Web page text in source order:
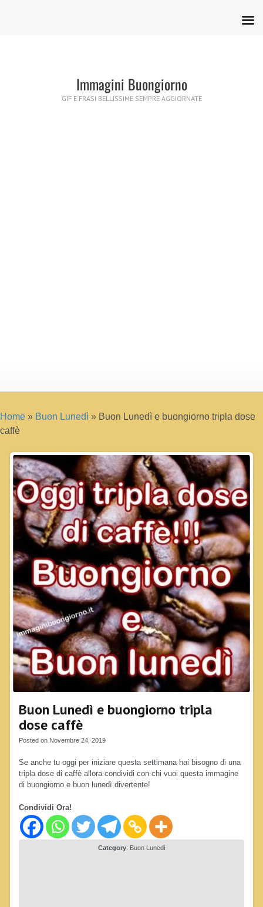
Immagini Buongiorno
GIF E FRASI BELLISSIME SEMPRE AGGIORNATE
Home » Buon Lunedì » Buon Lunedì e buongiorno tripla dose
caffè
Buon Lunedì e buongiorno tripla
dose caffè
Posted on Novembre 24, 2019
Se anche tu oggi per iniziare questa settimana hai bisogno di una
tripla dose di caffè allora condividi con chi vuoi questa immagine
di buongiorno e buon lunedì divertente!
Condividi Ora!
Category: Buon Lunedì